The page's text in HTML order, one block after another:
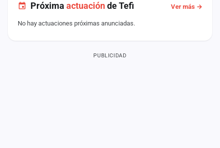
Próxima actuaciónde Tefi Ver más →
No hay actuaciones próximas anunciadas.
PUBLICIDAD